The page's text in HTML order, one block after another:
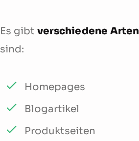
Es gibt verschiedene Arten
sind:
Homepages
Blogartikel
Produktseiten